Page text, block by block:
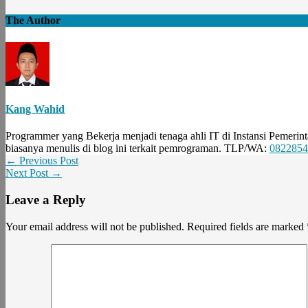
The Author
Kang Wahid
Programmer yang Bekerja menjadi tenaga ahli IT di Instansi
biasanya menulis di blog ini terkait pemrograman. TLP/WA:
← Previous Post
Next Post →
Leave a Reply
Your email address will not be published. Required fields are marked